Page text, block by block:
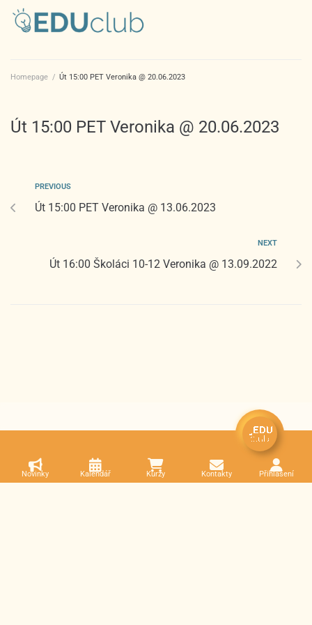
Homepage / Út 15:00 PET Veronika @ 20.06.2023
Út 15:00 PET Veronika @ 20.06.2023
PREVIOUS
Út 15:00 PET Veronika @ 13.06.2023
NEXT
Út 16:00 Školáci 10-12 Veronika @ 13.09.2022
Novinky Kalendář Kurzy Kontakty Přihlášení